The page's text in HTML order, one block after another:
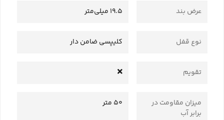
عرض بند 19.5 میلی‌متر
نوع قفل کلیپسی ضامن دار
تقویم
میزان مقاومت در
برابر آب
50 متر